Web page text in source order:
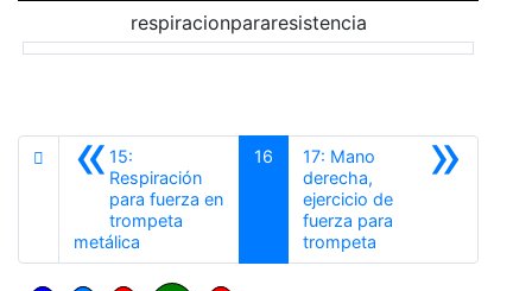
respiracionpararesistencia
«15:
Respiración
para fuerza en
trompeta
metálica
16 »
17: Mano
derecha,
ejercicio de
fuerza para
trompetaSiguiente